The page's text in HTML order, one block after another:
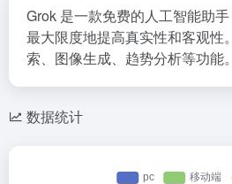
Grok 是一款免费的人工智能助
最大限度地提高真实性和客观性
索、图像生成、趋势分析等功能。
数据统计